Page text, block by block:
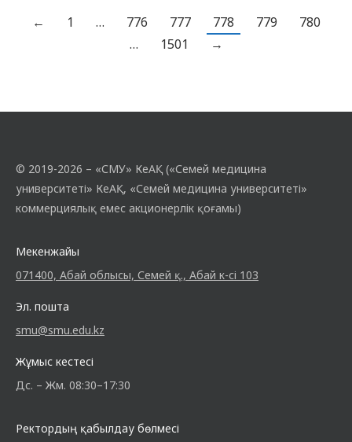
мен грипп — жыл бойы пайда болатын
аурулар, бірақ күзгі-қысқы кезеңде
← 1 … 776 777 778 779
780
…
1501 →
© 2019-2026 – «СМУ» КеАҚ («Семей медицина
университеті» КеАҚ, «Семей медицина университеті»
коммерциялық емес акционерлік қоғамы)
Мекенжайы
071400, Абай облысы, Семей қ., Абай к-сі 103
Эл. пошта
smu@smu.edu.kz
Жұмыс кестесі
Дс. – Жм. 08:30–17:30
Ректордың қабылдау бөлмесі